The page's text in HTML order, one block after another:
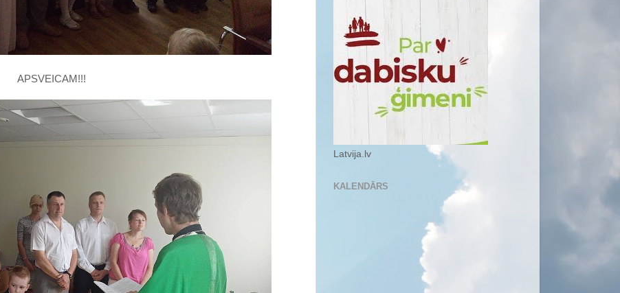
APSVEICAM!!!
Latvija.lv
KALENDĀRS